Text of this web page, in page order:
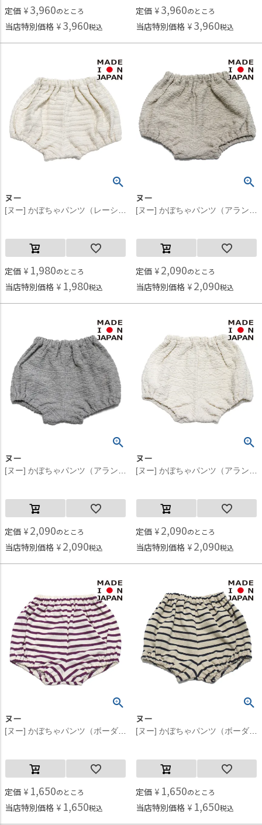
定価 ¥ 3,960のところ
当店特別価格 ¥ 3,960税込
定価 ¥ 3,960のところ
当店特別価格 ¥ 3,960税込
ヌー
定価 ¥ 1,980のところ
当店特別価格 ¥ 1,980税込
ヌー
定価 ¥ 2,090のところ
当店特別価格 ¥ 2,090税込
ヌー
定価 ¥ 2,090のところ
当店特別価格 ¥ 2,090税込
ヌー
定価 ¥ 2,090のところ
当店特別価格 ¥ 2,090税込
ヌー
定価 ¥ 1,650のところ
当店特別価格 ¥ 1,650税込
ヌー
定価 ¥ 1,650のところ
当店特別価格 ¥ 1,650税込